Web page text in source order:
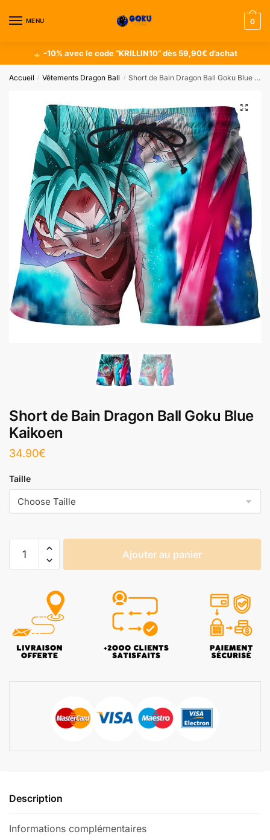
MENU 0
-10% avec le code “KRILLIN10” dès 59,90€ d’achat
Accueil / Vêtements Dragon Ball / Short de Bain Dragon Ball Goku Blue Kaikoen
Short de Bain Dragon Ball Goku Blue
Kaikoen
34.90€
Taille
Ajouter au panier
Description
Informations complémentaires